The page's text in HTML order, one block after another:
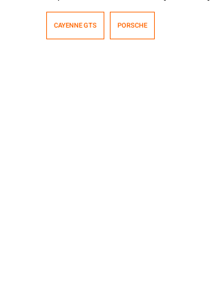
Bloodlines are Unmistakable«, algo
CAYENNE GTS PORSCHE